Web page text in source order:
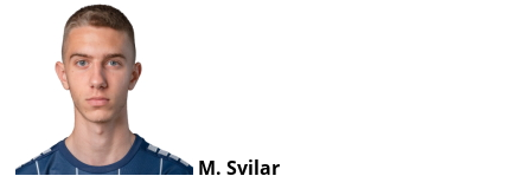
M. Svilar